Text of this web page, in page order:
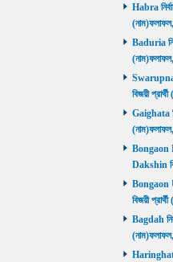
Habra
Baduria
বিজয়ী
Gaighata
Bongaon
Dakshin
Bongaon
বিজয়ী
Bagdah
Haringhata